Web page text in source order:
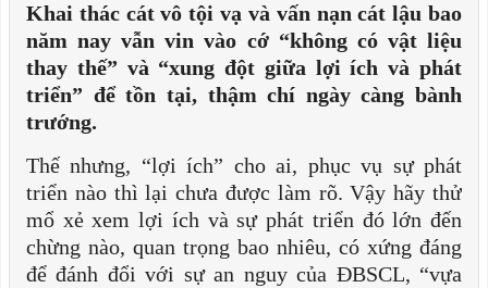
Khai thác cát vô tội vạ và vấn nạn cát lậu bao
năm nay vẫn vin vào cớ “không có vật liệu
thay thế” và “xung đột giữa lợi ích và phát
triển” để tồn tại, thậm chí ngày càng bành
trướng.
Thế nhưng, “lợi ích” cho ai, phục vụ sự phát
triển nào thì lại chưa được làm rõ. Vậy hãy thử
mổ xẻ xem lợi ích và sự phát triển đó lớn đến
chừng nào, quan trọng bao nhiêu, có xứng đáng
để đánh đổi với sự an nguy của ĐBSCL, “vựa